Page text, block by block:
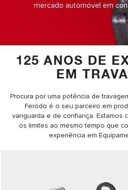
mercado automóvel em
125 ANOS DE
EM
Procura por uma potência de
Ferodo é o seu parceiro em
vanguarda e de confiança. Estamos
os limites ao mesmo tempo que
experiência em